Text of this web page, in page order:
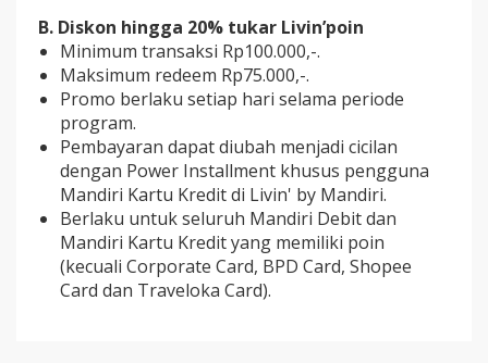
B. Diskon hingga 20% tukar Livin’poin
Minimum transaksi Rp100.000,-.
Maksimum redeem Rp75.000,-.
Promo berlaku setiap hari selama periode
program.
Pembayaran dapat diubah menjadi cicilan
dengan Power Installment khusus pengguna
Mandiri Kartu Kredit di Livin' by Mandiri.
Berlaku untuk seluruh Mandiri Debit dan
Mandiri Kartu Kredit yang memiliki poin
(kecuali Corporate Card, BPD Card, Shopee
Card dan Traveloka Card).